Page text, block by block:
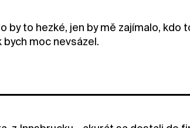
by to hezké, jen by mě zajímalo, kdo
moc nevsázel.